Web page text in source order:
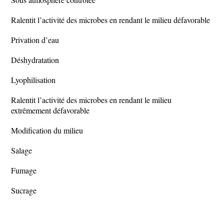
Ralentit l’activité des microbes en rendant le milieu défavorable
Privation d’eau
Déshydratation
Lyophilisation
Ralentit l’activité des microbes en rendant le milieu
extrêmement défavorable
Modification du milieu
Salage
Fumage
Sucrage